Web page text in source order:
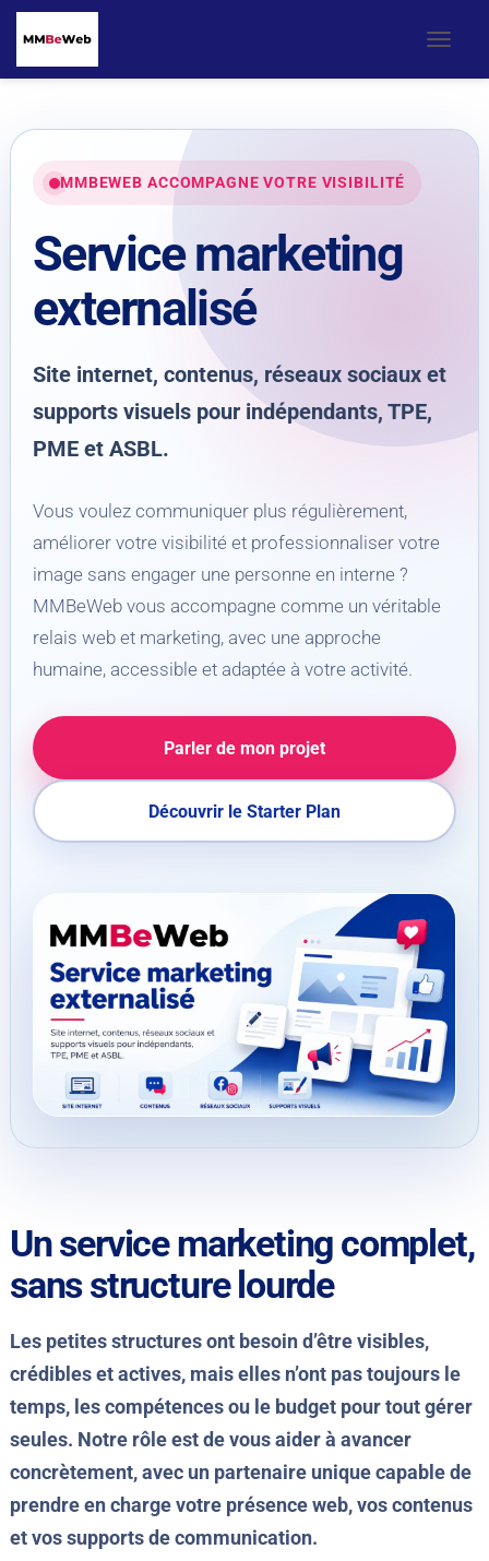
MMBEWEB ACCOMPAGNE VOTRE VISIBILITÉ
Service marketing
externalisé
Site internet, contenus, réseaux sociaux et
supports visuels pour indépendants, TPE,
PME et ASBL.
Vous voulez communiquer plus régulièrement,
améliorer votre visibilité et professionnaliser votre
image sans engager une personne en interne ?
MMBeWeb vous accompagne comme un véritable
relais web et marketing, avec une approche
humaine, accessible et adaptée à votre activité.
Parler de mon projet
Découvrir le Starter Plan
Un service marketing complet,
sans structure lourde
Les petites structures ont besoin d’être visibles,
crédibles et actives, mais elles n’ont pas toujours le
temps, les compétences ou le budget pour tout gérer
seules. Notre rôle est de vous aider à avancer
concrètement, avec un partenaire unique capable de
prendre en charge votre présence web, vos contenus
et vos supports de communication.